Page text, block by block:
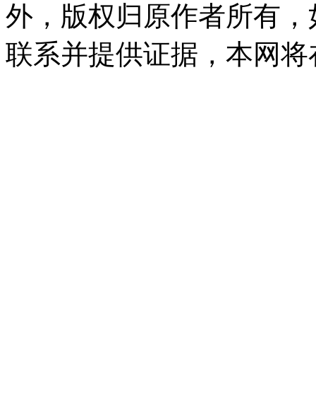
外，版权归原作者所有
联系并提供证据，本网